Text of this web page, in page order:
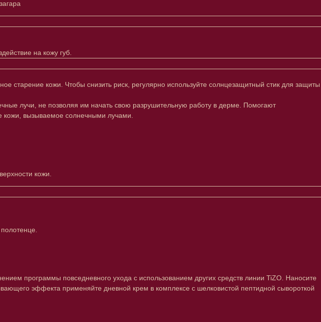
на кожу губ.
старение кожи. Чтобы снизить риск, регулярно используйте солнцезащитный стик для защиты
лучи, не позволяя им начать свою разрушительную работу в дерме. Помогают
кожи, вызываемое солнечными лучами.
кожи.
программы повседневного ухода с использованием других средств линии TiZO. Наносите
эффекта применяйте дневной крем в комплексе с шелковистой пептидной сывороткой
Подписаться